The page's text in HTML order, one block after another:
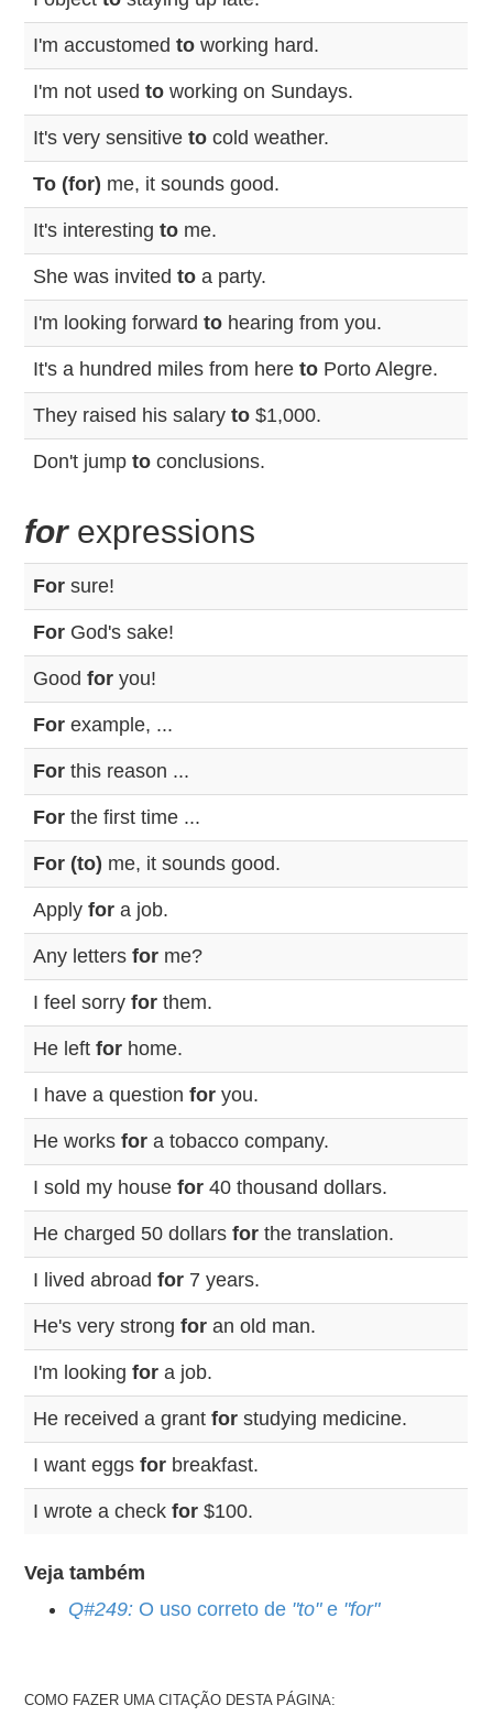
I'm accustomedto working hard.
I'm not usedto working on Sundays.
It's very sensitiveto cold weather.
To (for) me, it sounds good.
It's interestingto me.
She was invitedto a party.
I'm looking forwardto hearing from you.
It's a hundred miles from hereto Porto Alegre.
They raised his salaryto $1,000.
Don't jumpto conclusions.
forexpressions
For sure!
For God's sake!
Goodfor you!
For example, ...
For this reason ...
For the first time ...
For (to) me, it sounds good.
Applyfor a job.
Any lettersfor me?
I feel sorryfor them.
He leftfor home.
I have a questionfor you.
He worksfor a tobacco company.
I sold my housefor 40 thousand dollars.
He charged 50 dollarsfor the translation.
I lived abroadfor 7 years.
He's very strongfor an old man.
I'm lookingfor a job.
He received a grantfor studying medicine.
I want eggsfor breakfast.
I wrote a checkfor $100.
Veja também
Q#249: O uso correto de "to"e "for"
COMO FAZER UMA CITAÇÃO DESTA PÁGINA: